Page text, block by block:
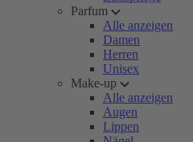
Parfum
Alle anzeigen
Damen
Herren
Unisex
Make-up
Alle anzeigen
Augen
Lippen